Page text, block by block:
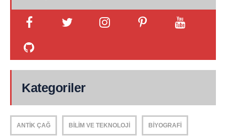
Kategoriler
ANTIK ÇAĞ BILIM VE TEKNOLOJI BIYOGRAFI